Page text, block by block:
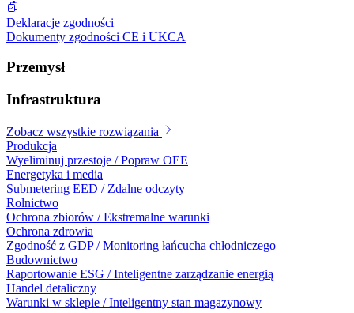
Deklaracje zgodności
Dokumenty zgodności CE i UKCA
Przemysł
Infrastruktura
Zobacz wszystkie rozwiązania
Produkcja
Wyeliminuj przestoje / Popraw OEE
Energetyka i media
Submetering EED / Zdalne odczyty
Rolnictwo
Ochrona zbiorów / Ekstremalne warunki
Ochrona zdrowia
Zgodność z GDP / Monitoring łańcucha chłodniczego
Budownictwo
Raportowanie ESG / Inteligentne zarządzanie energią
Handel detaliczny
Warunki w sklepie / Inteligentny stan magazynowy